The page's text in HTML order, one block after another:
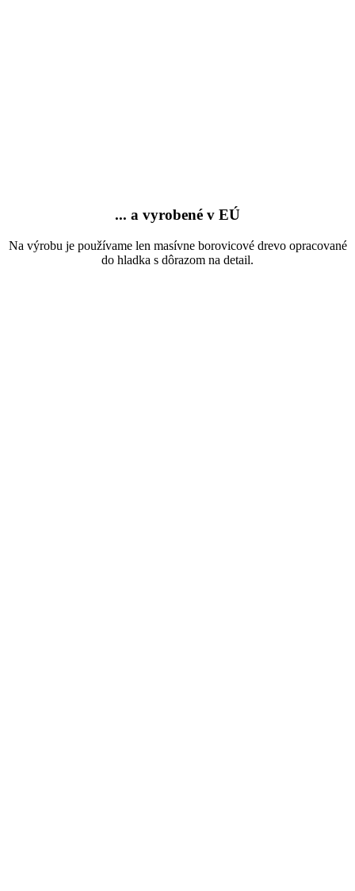
... a vyrobené v EÚ
Na výrobu je používame len masívne borovicové drevo opracované
do hladka s dôrazom na detail.